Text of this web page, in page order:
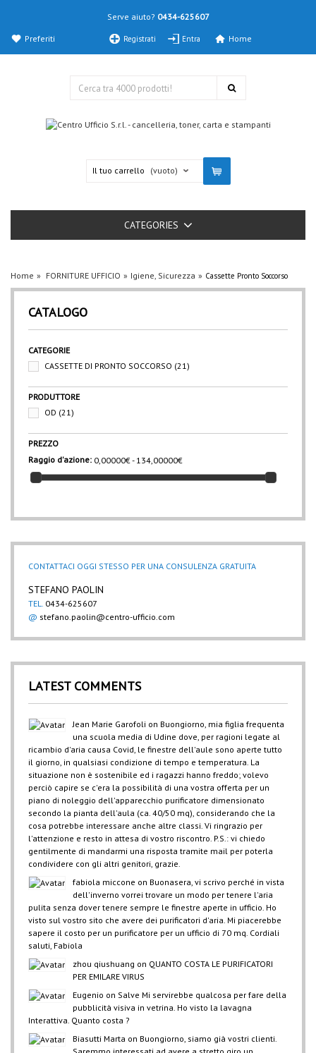
Serve aiuto? 0434-625607
Registrati Entra
Preferiti Home
Il tuo carrello (vuoto)
CATEGORIES
Home FORNITURE UFFICIO Igiene, Sicurezza Cassette Pronto Soccorso
CATALOGO
CATEGORIE
CASSETTE DI PRONTO SOCCORSO (21)
PRODUTTORE
OD (21)
PREZZO
Raggio d'azione: 0,00000€ - 134,00000€
CONTATTACI OGGI STESSO PER UNA CONSULENZA GRATUITA
STEFANO PAOLIN
TEL. 0434-625607
@ stefano.paolin@centro-ufficio.com
LATEST COMMENTS
Jean Marie Garofoli on Buongiorno, mia figlia frequenta
una scuola media di Udine dove, per ragioni legate al
ricambio d'aria causa Covid, le finestre dell'aule sono aperte tutto
il giorno, in qualsiasi condizione di tempo e temperatura. La
situazione non è sostenibile ed i ragazzi hanno freddo; volevo
perciò capire se c'era la possibilità di una vostra offerta per un
piano di noleggio dell'apparecchio purificatore dimensionato
secondo la pianta dell'aula (ca. 40/50 mq), considerando che la
cosa potrebbe interessare anche altre classi. Vi ringrazio per
l'attenzione e resto in attesa di vostro riscontro. P.S.: vi chiedo
gentilmente di mandarmi una risposta tramite mail per poterla
condividere con gli altri genitori, grazie.
fabiola miccone on Buonasera, vi scrivo perché in vista
dell'inverno vorrei trovare un modo per tenere l'aria
pulita senza dover tenere sempre le finestre aperte in ufficio. Ho
visto sul vostro sito che avere dei purificatori d'aria. Mi piacerebbe
sapere il costo per un purificatore per un ufficio di 70 mq. Cordiali
saluti, Fabiola
zhou qiushuang on QUANTO COSTA LE PURIFICATORI
PER EMILARE VIRUS
Eugenio on Salve Mi servirebbe qualcosa per fare della
pubblicità visiva in vetrina. Ho visto la lavagna
Interattiva. Quanto costa ?
Biasutti Marta on Buongiorno, siamo già vostri clienti.